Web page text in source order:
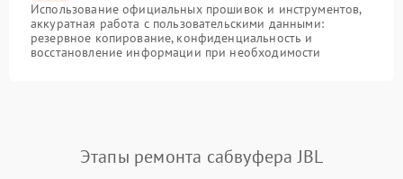
Использование официальных прошивок и инструментов,
аккуратная работа с пользовательскими данными:
резервное копирование, конфиденциальность и
восстановление информации при необходимости
Этапы ремонта сабвуфера JBL